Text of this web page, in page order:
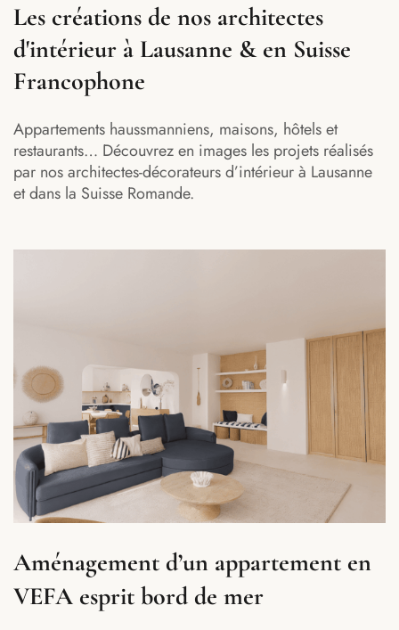
Les créations de nos architectes
d'intérieur à Lausanne & en Suisse
Francophone
Appartements haussmanniens, maisons, hôtels et
restaurants… Découvrez en images les projets réalisés
par nos architectes-décorateurs d’intérieur à Lausanne
et dans la Suisse Romande.
Projet Arte : Appartement de 100m2
à Strasbourg